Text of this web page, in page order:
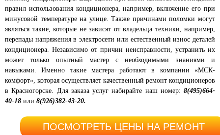
правил использования кондиционера, например, включение его при
минусовой температуре на улице. Также причинами поломки могут
являться такие, которые не зависят от владельца техники, например,
перепады напряжения в электросети или естественный износ деталей
кондиционера. Независимо от причин неисправности, устранить их
может только опытный мастер с необходимыми знаниями и
навыками. Именно такие мастера работают в компании «МСК-
комфорт», которая осуществляет качественный ремонт кондиционеров
в Красногорске. Для заказа услуг набирайте наш номер: 8(495)664-
40-18 или 8(926)382-43-20.
ПОСМОТРЕТЬ ЦЕНЫ НА РЕМОНТ